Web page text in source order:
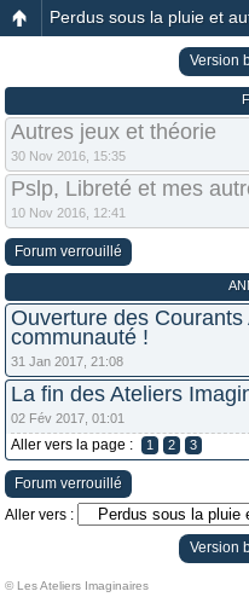
Perdus sous la pluie et
Version
Autres jeux et théorie
30 Nov 2016, 15:35
Pslp, Libreté et mes
10 Nov 2016, 12:41
Forum verrouillé
Ouverture des
communauté !
31 Jan 2017, 21:08
La fin des Ateliers
02 Fév 2017, 01:01
Aller vers la page : 1 2 3
Forum verrouillé
Aller vers :
Version
© Les Ateliers Imaginaires